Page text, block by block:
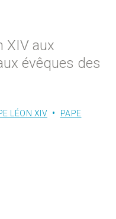
XIV aux
évêques des
LÉON XIV
PAPE